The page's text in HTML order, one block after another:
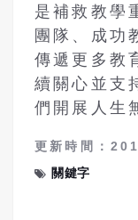
是補救教學
團隊、成功
傳遞更多教
續關心並支
們開展人生
更新時間：
關鍵字